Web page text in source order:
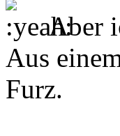
Aber
Aus
Furz.